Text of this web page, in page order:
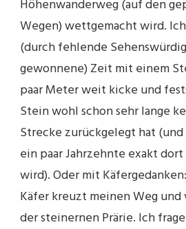
Höhenwanderweg (auf den
Wegen) wettgemacht wird.
(durch fehlende
gewonnene) Zeit mit einem
paar Meter weit kicke und
Stein wohl schon sehr lange
Strecke zurückgelegt hat
ein paar Jahrzehnte exakt
wird). Oder mit
Käfer kreuzt meinen Weg
der steinernen Prärie. Ich